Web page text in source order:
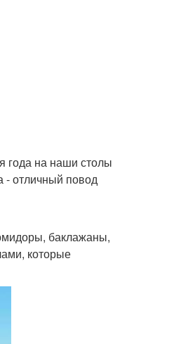
года на наши столы
- отличный повод
баклажаны,
которые